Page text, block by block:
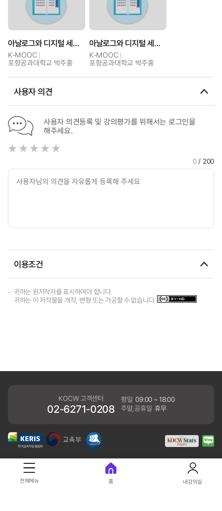
아날로그와 디지털 세계를 잇는, 메이커 입문
K-MOOC
포항공과대학교 박주홍
아날로그와 디지털 세계를 잇는, 메이커 입문
K-MOOC
포항공과대학교 박주홍
사용자 의견
사용자 의견등록 및 강의평가를 위해서는 로그인을
해주세요.
0/ 200
이용조건
귀하는 원저작자를 표시하여야 합니다.
귀하는 이 저작물을 개작, 변형 또는 가공할 수 없습니다.
KOCW 고객센터
02-6271-0208
평일 09:00 ~ 18:00
주말,공휴일 휴무
개인정보처리방침
41061 대구광역시 동구 동내로 64 (동내동 1119) 우)41061
전체메뉴 홈 내강의실